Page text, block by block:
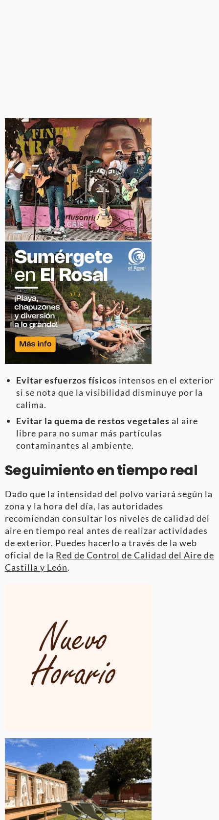
Evitar esfuerzos físicos intensos en el exterior
si se nota que la visibilidad disminuye por la
calima.
Evitar la quema de restos vegetales al aire
libre para no sumar más partículas
contaminantes al ambiente.
Seguimiento en tiempo real
Dado que la intensidad del polvo variará según la
zona y la hora del día, las autoridades
recomiendan consultar los niveles de calidad del
aire en tiempo real antes de realizar actividades
de exterior. Puedes hacerlo a través de la web
oficial de la Red de Control de Calidad del Aire de
Castilla y León.